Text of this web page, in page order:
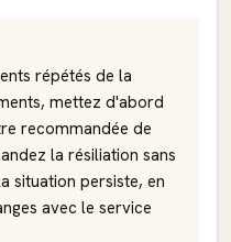
répétés de la
mettez d'abord
recommandée de
la résiliation sans
situation persiste, en
avec le service